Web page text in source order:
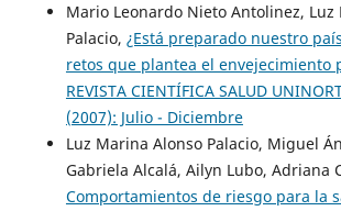
Mario Leonardo Nieto Antolinez, Luz
Palacio, ¿Está preparado nuestro
retos que plantea el envejecimiento
REVISTA CIENTÍFICA SALUD
(2007): Julio - Diciembre
Luz Marina Alonso Palacio, Miguel
Gabriela Alcalá, Ailyn Lubo, Adriana
Comportamientos de riesgo para la